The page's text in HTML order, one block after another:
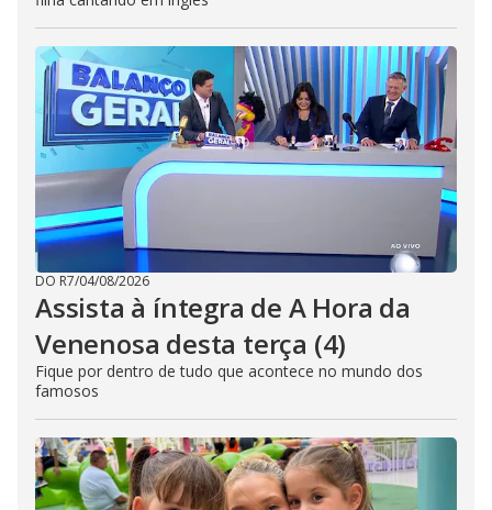
DO R7/04/08/2026
Assista à íntegra de A Hora da
Venenosa desta terça (4)
Fique por dentro de tudo que acontece no mundo dos
famosos